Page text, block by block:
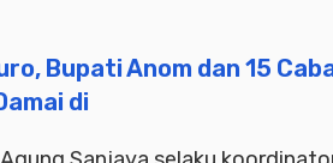
Bupati Anom dan 15
di